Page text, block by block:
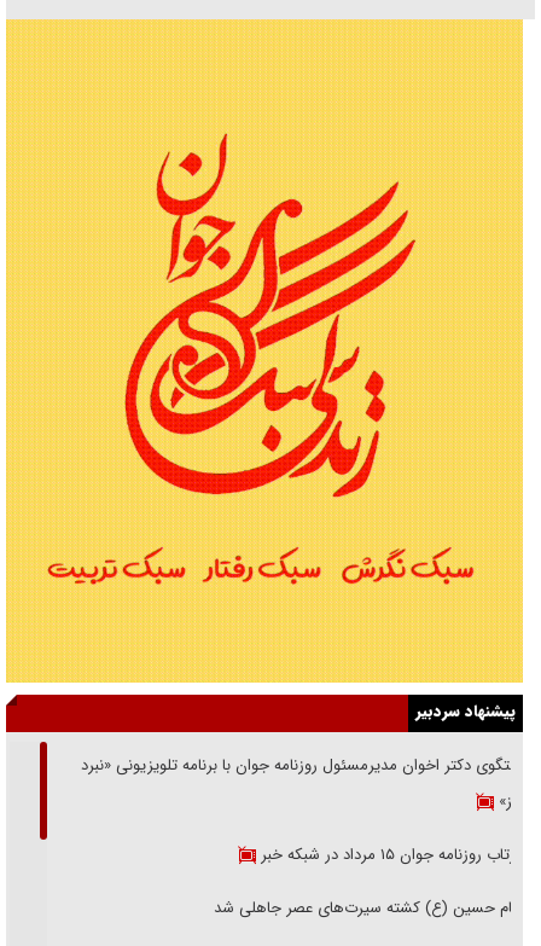
پیشنهاد سردبیر
گفتگوی دکتر اخوان مدیرمسئول روزنامه جوان با برنامه تلویزیونی «نبرد
هرمز»
بازتاب روزنامه جوان ۱۵ مرداد در شبکه خبر
امام حسین (ع) کشته سیرت‌های عصر جاهلی شد